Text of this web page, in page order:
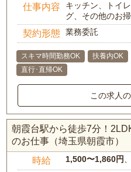
仕事内容
キッチン、トイ
グ、その他のお
契約形態 業務委託
スキマ時間勤務OK 扶養内OK
直行･直帰OK
この求人
朝霞台駅から徒歩7分！
のお仕事（埼玉県朝霞市）
時給 1,500〜1,860円